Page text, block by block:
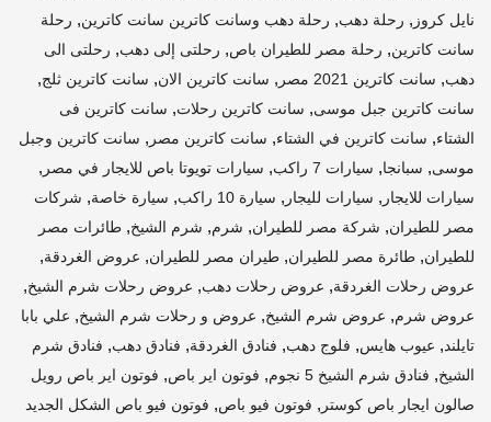
نايل كروز , رحلة دهب, رحلة دهب وسانت كاترين سانت كاترين, رحلة
سانت كاترين, رحلة مصر للطيران باص, رحلتى إلى دهب, رحلتى الى
دهب, سانت كاترين 2021 مصر , سانت كاترين الان, سانت كاترين ثلج,
سانت كاترين جبل موسى, سانت كاترين رحلات, سانت كاترين فى
الشتاء, سانت كاترين في الشتاء, سانت كاترين مصر , سانت كاترين وجبل
موسى, سبانجا, سيارات 7 راكب , سيارات تويوتا باص للايجار في مصر ,
سيارات للايجار , سيارات لليجار , سيارة 10 راكب , سيارة خاصة, شركات
مصر للطيران, شركة مصر للطيران, شرم, شرم الشيخ, طائرات مصر
للطيران, طائرة مصر للطيران, طيران مصر للطيران, عروض الغردقة,
عروض رحلات الغردقة, عروض رحلات دهب, عروض رحلات شرم الشيخ,
عروض شرم, عروض شرم الشيخ, عروض و رحلات شرم الشيخ, علي بابا
تايلند, عيوب هايس, فلوج دهب, فنادق الغردقة, فنادق دهب, فنادق شرم
الشيخ, فنادق شرم الشيخ 5 نجوم , فوتون اير باص, فوتون اير باص رويل
صالون ايجار باص كوستر , فوتون فيو باص, فوتون فيو باص الشكل الجديد